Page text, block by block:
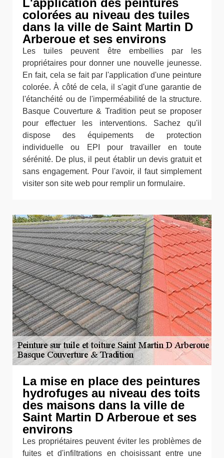
L'application des peintures
colorées au niveau des tuiles
dans la ville de Saint Martin D
Arberoue et ses environs
Les tuiles peuvent être embellies par les
propriétaires pour donner une nouvelle jeunesse.
En fait, cela se fait par l'application d'une peinture
colorée. À côté de cela, il s'agit d'une garantie de
l'étanchéité ou de l'imperméabilité de la structure.
Basque Couverture & Tradition peut se proposer
pour effectuer les interventions. Sachez qu'il
dispose des équipements de protection
individuelle ou EPI pour travailler en toute
sérénité. De plus, il peut établir un devis gratuit et
sans engagement. Pour l'avoir, il faut simplement
visiter son site web pour remplir un formulaire.
La mise en place des peintures
hydrofuges au niveau des toits
des maisons dans la ville de
Saint Martin D Arberoue et ses
environs
Les propriétaires peuvent éviter les problèmes de
fuites et d'infiltrations en choisissant entre une